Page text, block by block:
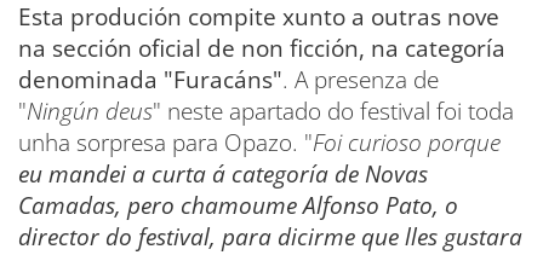
Esta produción compite xunto a outras nove
na sección oficial de non ficción, na categoría
denominada "Furacáns". A presenza de
"Ningún deus" neste apartado do festival foi toda
unha sorpresa para Opazo. "Foi curioso porque
eu mandei a curta á categoría de Novas
Camadas, pero chamoume Alfonso Pato, o
director do festival, para dicirme que lles gustara